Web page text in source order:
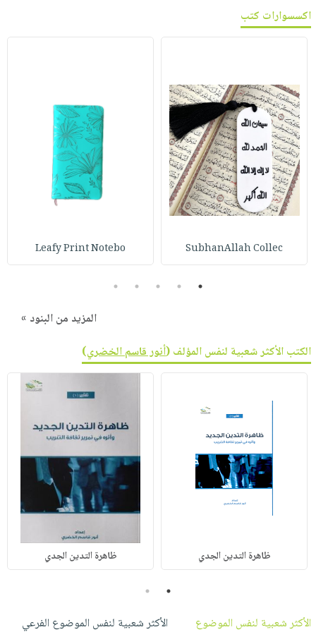
اكسسوارات كتب
SubhanAllah Collec
Leafy Print Notebo
1
2
3
4
5
المزيد من البنود »
الكتب الأكثر شعبية لنفس المؤلف (أنور قاسم الخضري)
ظاهرة التدين الجدي ظاهرة التدين الجدي
1
2
الأكثر شعبية لنفس الموضوع
الأكثر شعبية لنفس الموضوع الفرعي